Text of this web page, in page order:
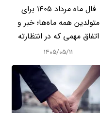
فال ماه مرداد 1405 برای
متولدین همه ماه‌ها؛ خبر و
اتفاق مهمی که در انتظارته
۱۴۰۵/۰۵/۱۱